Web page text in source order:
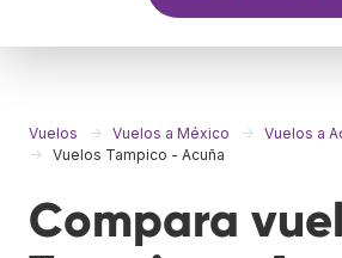
Vuelos Vuelos a México
Vuelos a
Vuelos Tampico - Acuña
Compara